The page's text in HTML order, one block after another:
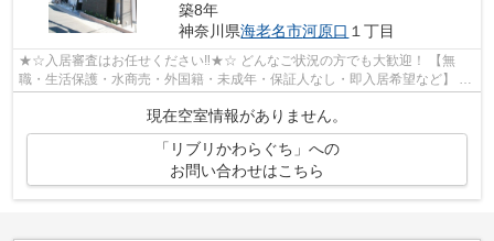
築8年
神奈川県海老名市河原口 １丁目
★☆入居審査はお任せください‼★☆ どんなご状況の方でも大歓迎！ 【無
職・生活保護・水商売・外国籍・未成年・保証人なし・即入居希望など】 ネ
現在空室情報がありません。
「リブリかわらぐち」への
お問い合わせはこちら